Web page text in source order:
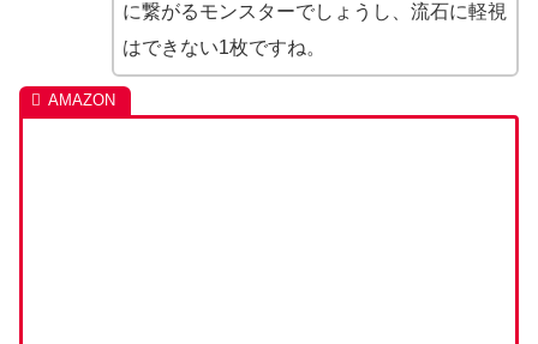
に繋がるモンスターでしょうし、流石に軽視
はできない1枚ですね。